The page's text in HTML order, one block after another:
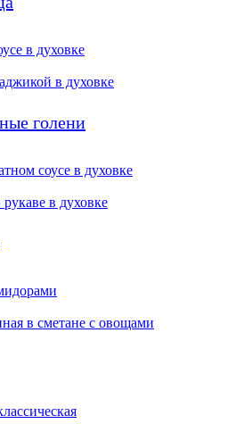
в духовке
в духовке
голени
соусе в духовке
в духовке
в сметане с овощами